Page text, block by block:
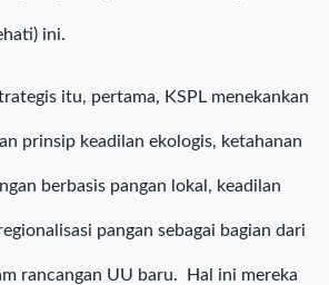
ini.
itu, pertama, KSPL menekankan
prinsip keadilan ekologis, ketahanan
berbasis pangan lokal, keadilan
pangan sebagai bagian dari
rancangan UU baru. Hal ini mereka